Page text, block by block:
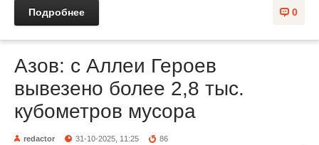
0
Подробнее
Азов: с Аллеи Героев
вывезено более 2,8 тыс.
кубометров мусора
redactor 31-10-2025, 11:25 86